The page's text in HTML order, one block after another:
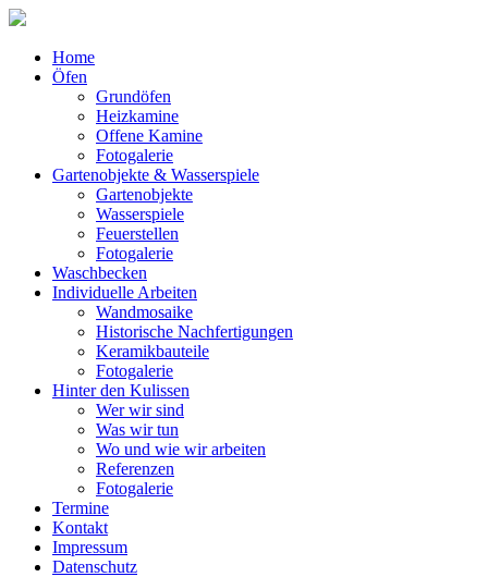
Home
Öfen
Grundöfen
Heizkamine
Offene Kamine
Fotogalerie
Gartenobjekte & Wasserspiele
Gartenobjekte
Wasserspiele
Feuerstellen
Fotogalerie
Waschbecken
Individuelle Arbeiten
Wandmosaike
Historische Nachfertigungen
Keramikbauteile
Fotogalerie
Hinter den Kulissen
Wer wir sind
Was wir tun
Wo und wie wir arbeiten
Referenzen
Fotogalerie
Termine
Kontakt
Impressum
Datenschutz